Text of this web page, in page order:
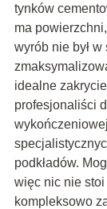
tynków
ma
wyrób nie był
idealne
profesjonaliści
podkładów.
więc nic nie
kompleksowo